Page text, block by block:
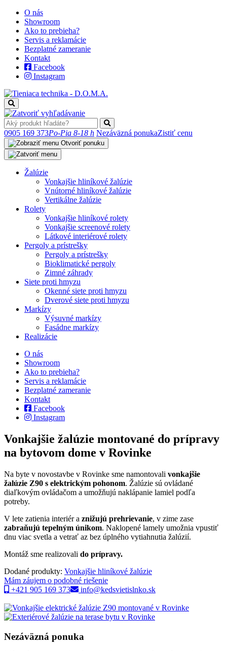
O nás
Showroom
Ako to prebieha?
Servis a reklamácie
Bezplatné zameranie
Kontakt
Facebook
Instagram
0905 169 373Po-Pia 8-18 h Nezáväzná ponukaZistiť cenu
Otvoriť ponuku
Žalúzie
Vonkajšie hliníkové žalúzie
Vnútorné hliníkové žalúzie
Vertikálne žalúzie
Rolety
Vonkajšie hliníkové rolety
Vonkajšie screenové rolety
Látkové interiérové rolety
Pergoly a prístrešky
Pergoly a prístrešky
Bioklimatické pergoly
Zimné záhrady
Siete proti hmyzu
Okenné siete proti hmyzu
Dverové siete proti hmyzu
Markízy
Výsuvné markízy
Fasádne markízy
Realizácie
O nás
Showroom
Ako to prebieha?
Servis a reklamácie
Bezplatné zameranie
Kontakt
Facebook
Instagram
Vonkajšie žalúzie montované do prípravy
na bytovom dome v Rovinke
Na byte v novostavbe v Rovinke sme namontovali vonkajšie
žalúzie Z90 s elektrickým pohonom. Žalúzie sú ovládané
diaľkovým ovládačom a umožňujú naklápanie lamiel podľa
potreby.
V lete zatienia interiér a znižujú prehrievanie, v zime zase
zabraňujú tepelným únikom. Naklopené lamely umožnia vpustiť
dnu viac svetla a vetrať az bez úplného vytiahnutia žalúzií.
Montáž sme realizovali do prípravy.
Dodané produkty: Vonkajšie hliníkové žalúzie
Mám záujem o podobné riešenie
+421 905 169 373
info@kedsvietislnko.sk
Nezáväzná ponuka